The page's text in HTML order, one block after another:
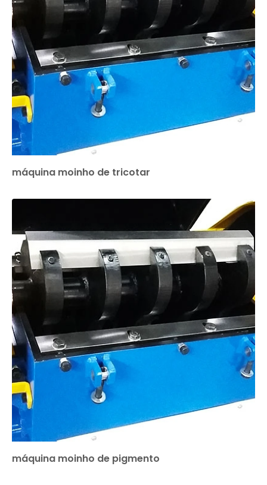
máquina moinho de tricotar
máquina moinho de pigmento